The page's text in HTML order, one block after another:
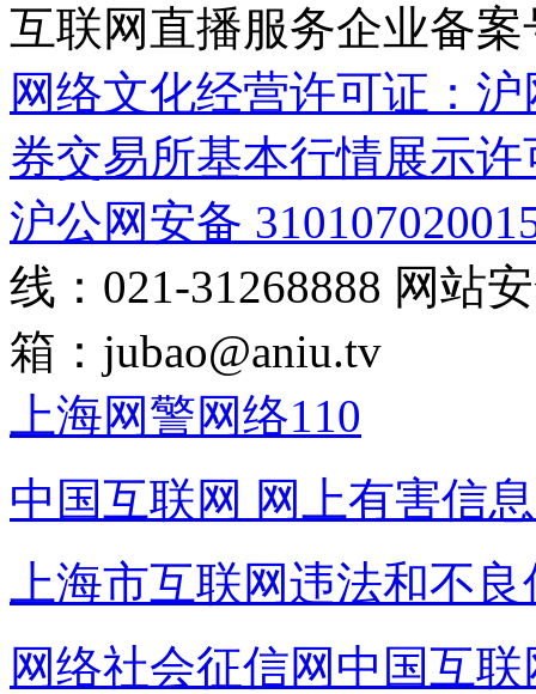
互联网直播服务企业备案
网络文化经营许可证：
券交易所基本行情展示许
沪公网安备
线：021-31268888 网站
箱： jubao@aniu.tv
上海网警网络110
中国互联网 网上有害信
上海市互联网违法和不
网络社会征信网 中国互